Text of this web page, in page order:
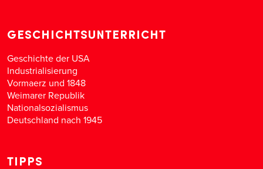
GESCHICHTSUNTERRICHT
Geschichte der USA
Industrialisierung
Vormaerz und 1848
Weimarer Republik
Nationalsozialismus
Deutschland nach 1945
TIPPS